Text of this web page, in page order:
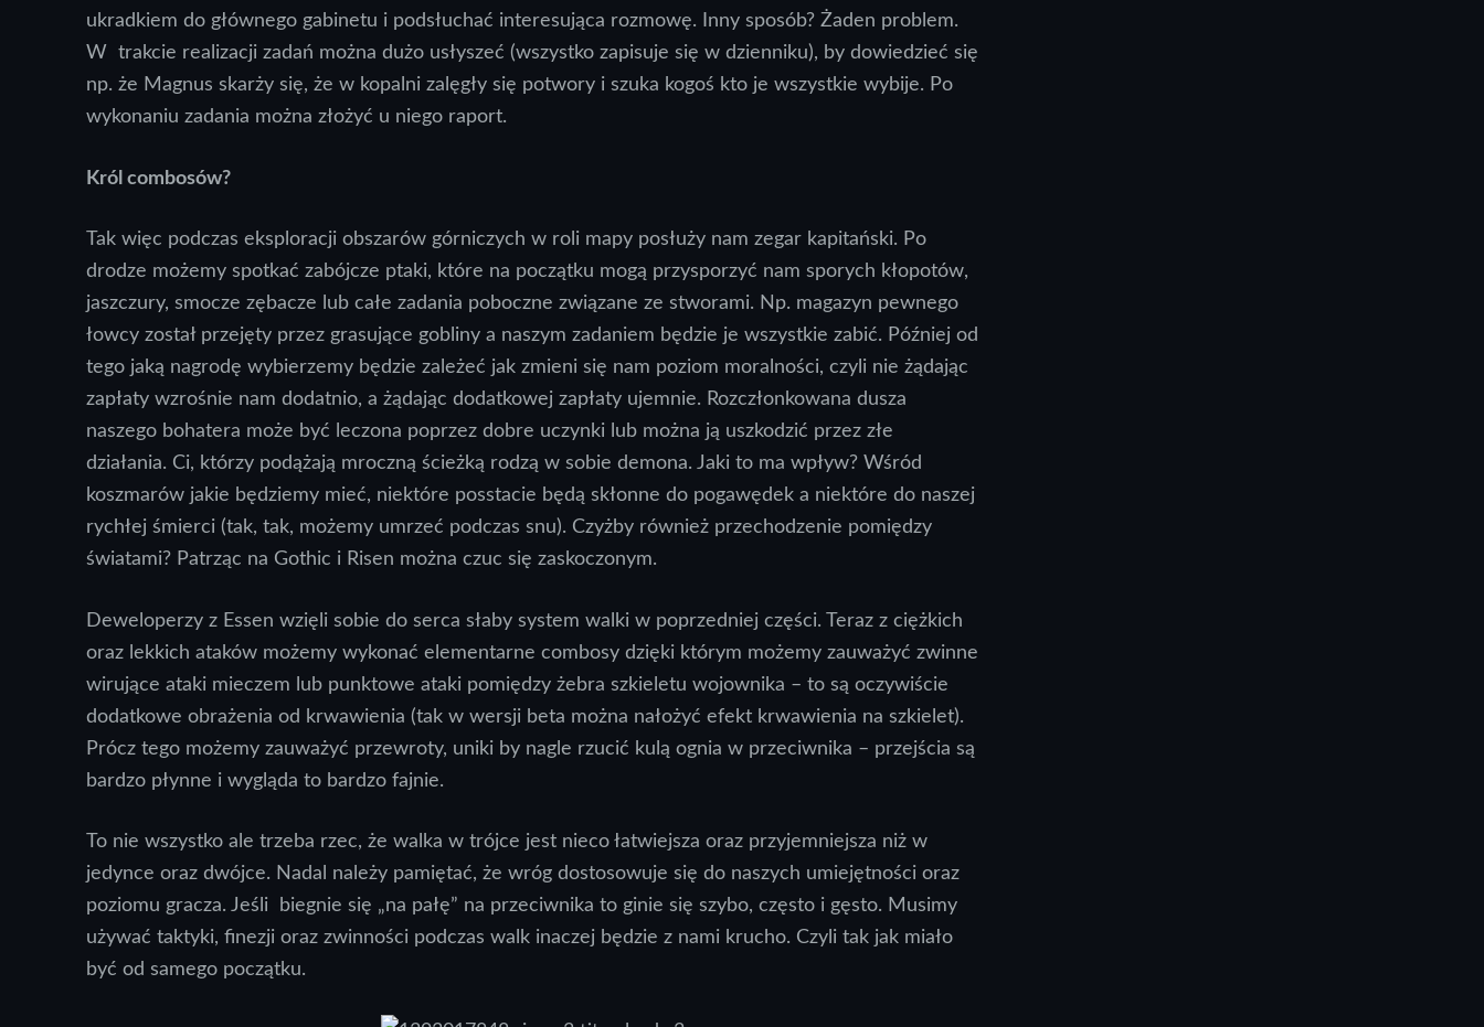
ukradkiem do głównego gabinetu i podsłuchać interesująca rozmowę. Inny sposób? Żaden problem.
W trakcie realizacji zadań można dużo usłyszeć (wszystko zapisuje się w dzienniku), by dowiedzieć się
np. że Magnus skarży się, że w kopalni zalęgły się potwory i szuka kogoś kto je wszystkie wybije. Po
wykonaniu zadania można złożyć u niego raport.
Król combosów?
Tak więc podczas eksploracji obszarów górniczych w roli mapy posłuży nam zegar kapitański. Po
drodze możemy spotkać zabójcze ptaki, które na początku mogą przysporzyć nam sporych kłopotów,
jaszczury, smocze zębacze lub całe zadania poboczne związane ze stworami. Np. magazyn pewnego
łowcy został przejęty przez grasujące gobliny a naszym zadaniem będzie je wszystkie zabić. Później od
tego jaką nagrodę wybierzemy będzie zależeć jak zmieni się nam poziom moralności, czyli nie żądając
zapłaty wzrośnie nam dodatnio, a żądając dodatkowej zapłaty ujemnie. Rozczłonkowana dusza
naszego bohatera może być leczona poprzez dobre uczynki lub można ją uszkodzić przez złe
działania. Ci, którzy podążają mroczną ścieżką rodzą w sobie demona. Jaki to ma wpływ? Wśród
koszmarów jakie będziemy mieć, niektóre posstacie będą skłonne do pogawędek a niektóre do naszej
rychłej śmierci (tak, tak, możemy umrzeć podczas snu). Czyżby również przechodzenie pomiędzy
światami? Patrząc na Gothic i Risen można czuc się zaskoczonym.
Deweloperzy z Essen wzięli sobie do serca słaby system walki w poprzedniej części. Teraz z ciężkich
oraz lekkich ataków możemy wykonać elementarne combosy dzięki którym możemy zauważyć zwinne
wirujące ataki mieczem lub punktowe ataki pomiędzy żebra szkieletu wojownika – to są oczywiście
dodatkowe obrażenia od krwawienia (tak w wersji beta można nałożyć efekt krwawienia na szkielet).
Prócz tego możemy zauważyć przewroty, uniki by nagle rzucić kulą ognia w przeciwnika – przejścia są
bardzo płynne i wygląda to bardzo fajnie.
To nie wszystko ale trzeba rzec, że walka w trójce jest nieco łatwiejsza oraz przyjemniejsza niż w
jedynce oraz dwójce. Nadal należy pamiętać, że wróg dostosowuje się do naszych umiejętności oraz
poziomu gracza. Jeśli biegnie się „na pałę” na przeciwnika to ginie się szybo, często i gęsto. Musimy
używać taktyki, finezji oraz zwinności podczas walk inaczej będzie z nami krucho. Czyli tak jak miało
być od samego początku.